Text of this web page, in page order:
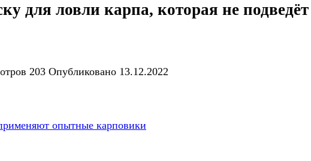
для ловли карпа, которая не подведёт
203 Опубликовано 13.12.2022
опытные карповики